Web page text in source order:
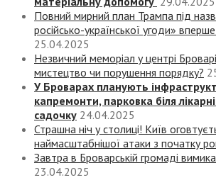
Повний мирний план Трампа під
російсько-української угоди»
25.04.2025
Незвичний меморіал у центрі
мистецтво чи порушення порядку?
У Броварах планують
капремонти, парковка біля
садочку 24.04.2025
Страшна ніч у столиці! Київ
наймасштабнішої атаки з початку
Завтра в Броварській громаді
23.04.2025